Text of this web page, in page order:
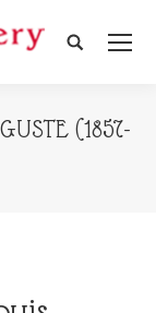
Search:
(1857-